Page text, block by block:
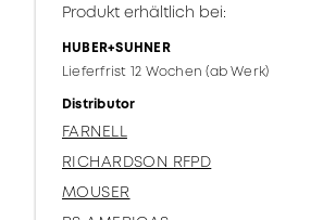
Produkt erhältlich bei:
HUBER+SUHNER
Lieferfrist 12 Wochen (ab Werk)
Distributor
FARNELL
RICHARDSON RFPD
MOUSER